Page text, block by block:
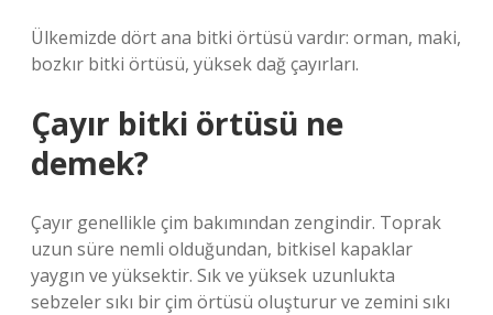
Ülkemizde dört ana bitki örtüsü vardır: orman, maki,
bozkır bitki örtüsü, yüksek dağ çayırları.
Çayır bitki örtüsü ne
demek?
Çayır genellikle çim bakımından zengindir. Toprak
uzun süre nemli olduğundan, bitkisel kapaklar
yaygın ve yüksektir. Sık ve yüksek uzunlukta
sebzeler sıkı bir çim örtüsü oluşturur ve zemini sıkı